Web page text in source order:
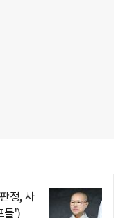
정, 사
들')